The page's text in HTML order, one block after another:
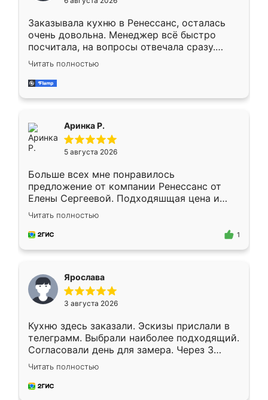
мебели буду заказывать только здесь.
Заказывала кухню в Ренессанс, осталась
очень довольна. Менеджер всё быстро
посчитала, на вопросы отвечала сразу.
Замерщик приехал в субботу, подошёл к
делу со всей ответственностью. Собрали
за день, ребята работали аккуратно, даже
Читать полностью
Аринка Р.
5 августа 2026
Больше всех мне понравилось
предложение от компании Ренессанс от
Елены Сергеевой. Подходяшщая цена и
короткие сроки изготовления. Приехавший
для замера сотрудник Владислав
предложил по моему эскизу самый
Читать полностью
1
Ярослава
3 августа 2026
Кухню здесь заказали. Эскизы прислали в
телеграмм. Выбрали наиболее подходящий.
Согласовали день для замера. Через 3
недели кухня была уже готова. Остались
довольны работой. Спасибо Ренессанс
мебель за качественную работу!
Читать полностью